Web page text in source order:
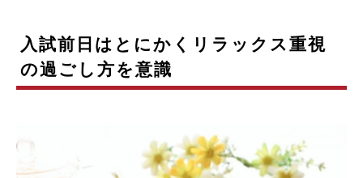
入試前日はとにかくリラックス重視
の過ごし方を意識